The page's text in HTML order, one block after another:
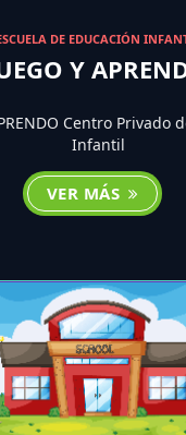
DE EDUCACIÓN
Y
Centro Privado
Infantil
VER MÁS